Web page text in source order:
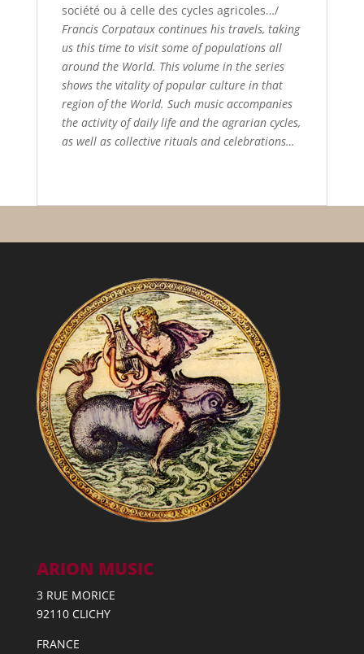
société ou à celle des cycles agricoles…/
Francis Corpataux continues his travels, taking
us this time to visit some of populations all
around the World. This volume in the series
shows the vitality of popular culture in that
region of the World. Such music accompanies
the activity of daily life and the agrarian cycles,
as well as collective rituals and celebrations…
ARION MUSIC
3 RUE MORICE
92110 CLICHY
FRANCE